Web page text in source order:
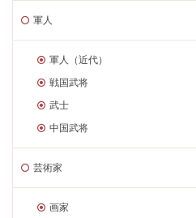
軍人
軍人（近代）
戦国武将
武士
中国武将
芸術家
画家